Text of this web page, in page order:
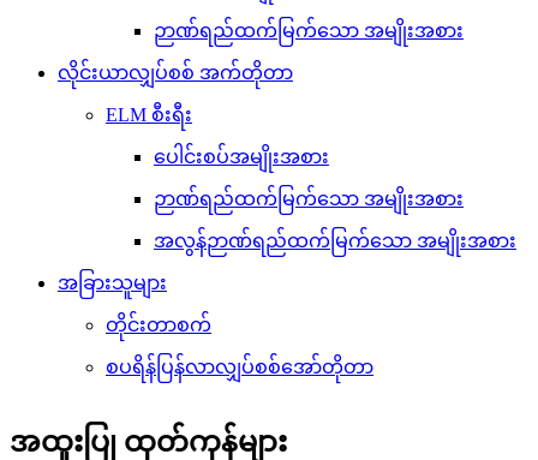
ဉာဏ်ရည်ထက်မြက်သော အမျိုးအစား
လိုင်းယာလျှပ်စစ် အက်တိုတာ
ELM စီးရီး
ပေါင်းစပ်အမျိုးအစား
ဉာဏ်ရည်ထက်မြက်သော အမျိုးအစား
အလွန်ဉာဏ်ရည်ထက်မြက်သော အမျိုးအစား
အခြားသူများ
တိုင်းတာစက်
စပရိန်ပြန်လာလျှပ်စစ်အော်တိုတာ
အထူးပြု ထုတ်ကုန်များ